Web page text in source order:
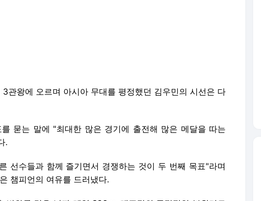
선수들과 함께 즐기면서 경쟁하는 것이 두 번째 목표"라며
챔피언의 여유를 드러냈다.
변화를 겪은 남자 계영 800ｍ 대표팀의 긍정적인 분위기도
이 모여 있기 때문에 훈련 속도나 페이스를 맞출 때 훨씬 수
이 한층 넘쳐나는 분위기가 생겼다"고 설명했다.